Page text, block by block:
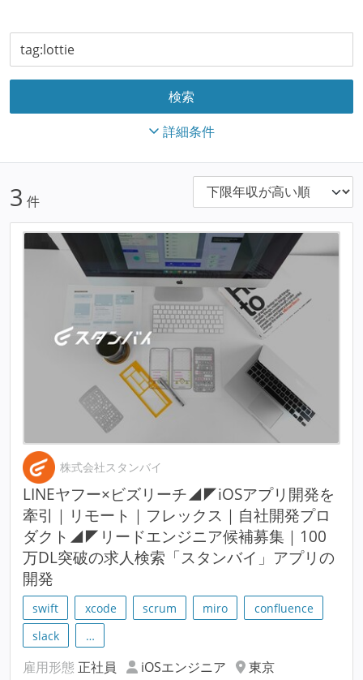
詳細条件
3 件
株式会社スタンバイ
LINEヤフー×ビズリーチ◢◤iOSアプリ開発を
牽引｜リモート｜フレックス｜自社開発プロ
ダクト◢◤リードエンジニア候補募集｜100
万DL突破の求人検索「スタンバイ」アプリの
開発
swift xcode scrum miro
confluence
slack
…
雇用形態 正社員 iOSエンジニア
東京